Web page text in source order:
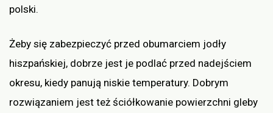
polski.
Żeby się zabezpieczyć przed obumarciem jodły
hiszpańskiej, dobrze jest je podlać przed nadejściem
okresu, kiedy panują niskie temperatury. Dobrym
rozwiązaniem jest też ściółkowanie powierzchni gleby